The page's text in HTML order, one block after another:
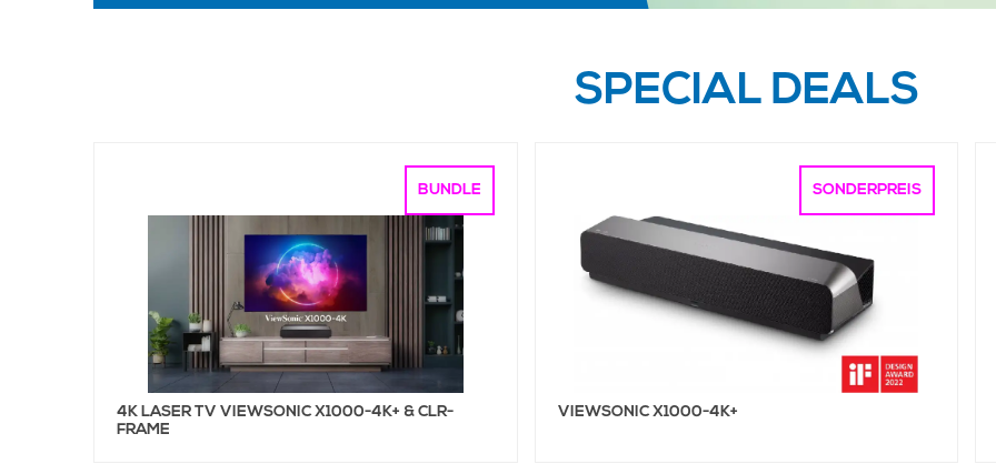
SPECIAL DEALS
BUNDLE
4K LASER TV VIEWSONIC X1000-4K+ & CLR-
FRAME
SONDERPREIS
VIEWSONIC X1000-4K+